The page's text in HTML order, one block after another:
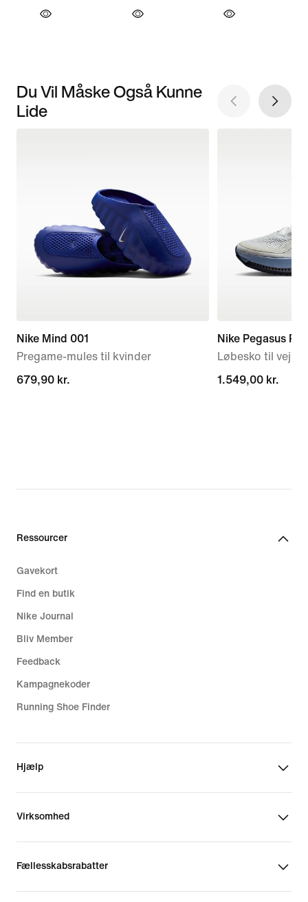
Du Vil Måske Også Kunne
Lide
Nike Mind 001
Pregame-mules til kvinder
679,90 kr.
679,90 kr.
Nike Pegasus
Løbesko til vej
1.549,00 kr.
1.549,00 kr.
Ressourcer
Gavekort
Find en butik
Nike Journal
Bliv Member
Feedback
Kampagnekoder
Running Shoe Finder
Hjælp
Virksomhed
Fællesskabsrabatter